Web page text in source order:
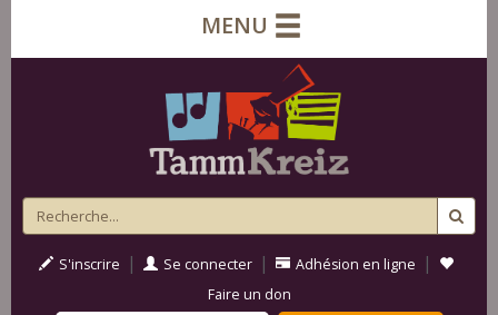
MENU
S'inscrire | Se connecter | Adhésion en ligne |
Faire un don